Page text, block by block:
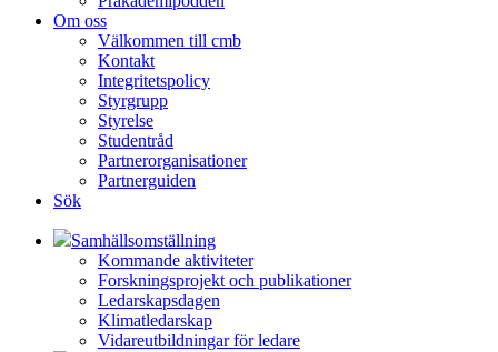
Om oss
Välkommen till cmb
Kontakt
Integritetspolicy
Styrgrupp
Styrelse
Studentråd
Partnerorganisationer
Partnerguiden
Sök
Samhällsomställning
Kommande aktiviteter
Forskningsprojekt och publikationer
Ledarskapsdagen
Klimatledarskap
Vidareutbildningar för ledare